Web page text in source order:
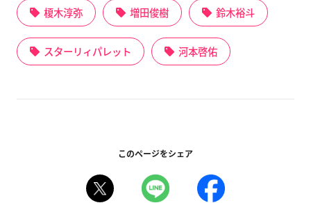
榎木淳弥 増田俊樹 鈴木裕斗
スターリィパレット 河本啓佑
このページをシェア